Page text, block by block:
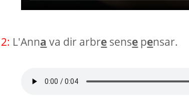
2: L'Anna va dir arbre sense pensar.